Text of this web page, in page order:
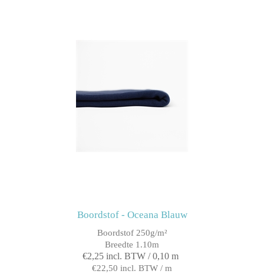
Boordstof - Oceana Blauw
Boordstof 250g/m²
Breedte 1.10m
€2,25 incl. BTW / 0,10 m
€22,50 incl. BTW / m